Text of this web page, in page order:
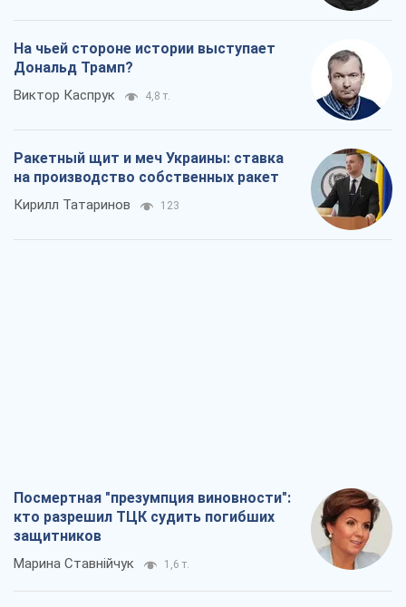
На чьей стороне истории выступает
Дональд Трамп?
Виктор Каспрук 4,8 т.
Ракетный щит и меч Украины: ставка
на производство собственных ракет
Кирилл Татаринов 123
Посмертная "презумпция виновности":
кто разрешил ТЦК судить погибших
защитников
Марина Ставнійчук 1,6 т.